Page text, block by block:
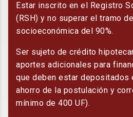
Estar inscrito en el Registro
(RSH) y no superar el tramo
socioeconómica del 90%.
Ser sujeto de crédito
aportes adicionales para
que deben estar depositados
ahorro de la postulación y
mínimo de 400 UF).